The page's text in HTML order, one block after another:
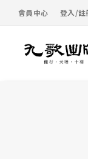
會員中心 登入/註